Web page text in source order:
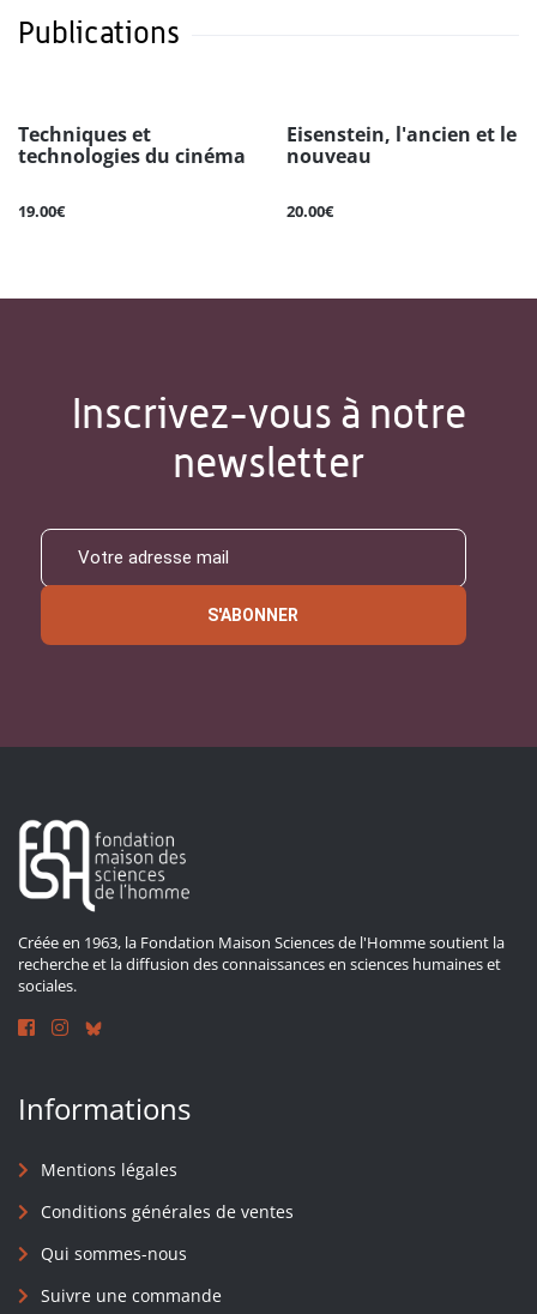
Publications
Techniques et
technologies du cinéma
19.00€
Eisenstein, l'ancien et le
nouveau
20.00€
Inscrivez-vous à notre
newsletter
S'ABONNER
Créée en 1963, la Fondation Maison Sciences de l'Homme soutient la
recherche et la diffusion des connaissances en sciences humaines et
sociales.
Informations
Mentions légales
Conditions générales de ventes
Qui sommes-nous
Suivre une commande